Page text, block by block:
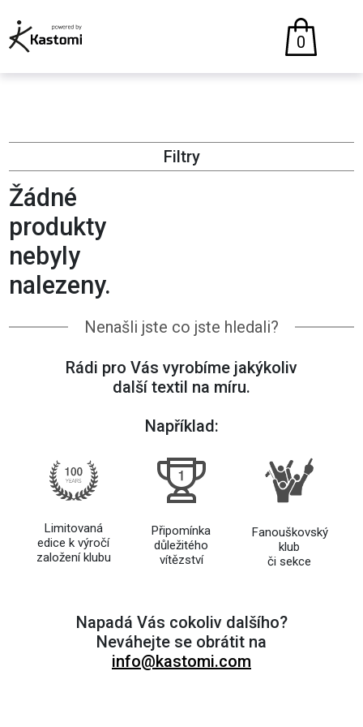
0
Filtry
Žádné
produkty
nebyly
nalezeny.
Nenašli jste co jste hledali?
Rádi pro Vás vyrobíme jakýkoliv
další textil na míru.
Například:
Limitovaná
edice k výročí
založení klubu
Připomínka
důležitého
vítězství
Fanouškovský
klub
či sekce
Napadá Vás cokoliv dalšího?
Neváhejte se obrátit na
info@kastomi.com